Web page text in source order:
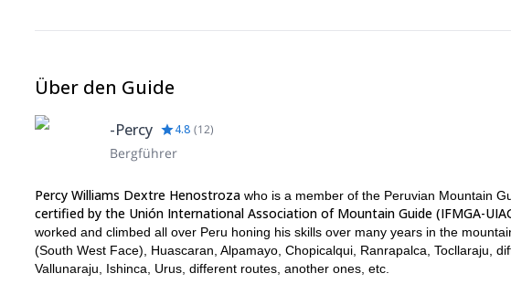
Über den Guide
-Percy 4.8 (12)
Bergführer
Percy Williams Dextre Henostroza who is a member of the Peruvian Mountain
certified by the Unión International Association of Mountain Guide (IFMGA-
worked and climbed all over Peru honing his skills over many years in the
(South West Face), Huascaran, Alpamayo, Chopicalqui, Ranrapalca, Tocllaraju,
Vallunaraju, Ishinca, Urus, different routes, another ones, etc.